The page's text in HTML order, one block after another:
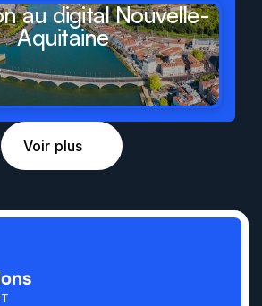
au digital Nouvelle-
Aquitaine
Voir plus